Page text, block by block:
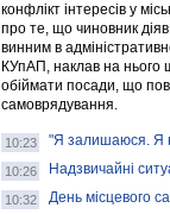
конфлікт інтересів у
про те, що чиновник
винним в
КУпАП, наклав на нього
обіймати посади, що
самоврядування.
10:23 "Я залишаюся. Я
10:26 Надзвичайні
10:32 День місцевого